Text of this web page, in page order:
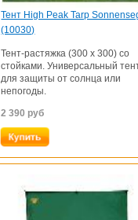
Тент High Peak Tarp
(10030)
Тент-растяжка (300 х 300) со
стойками. Универсальный
для защиты от солнца или
непогоды.
2 390 руб